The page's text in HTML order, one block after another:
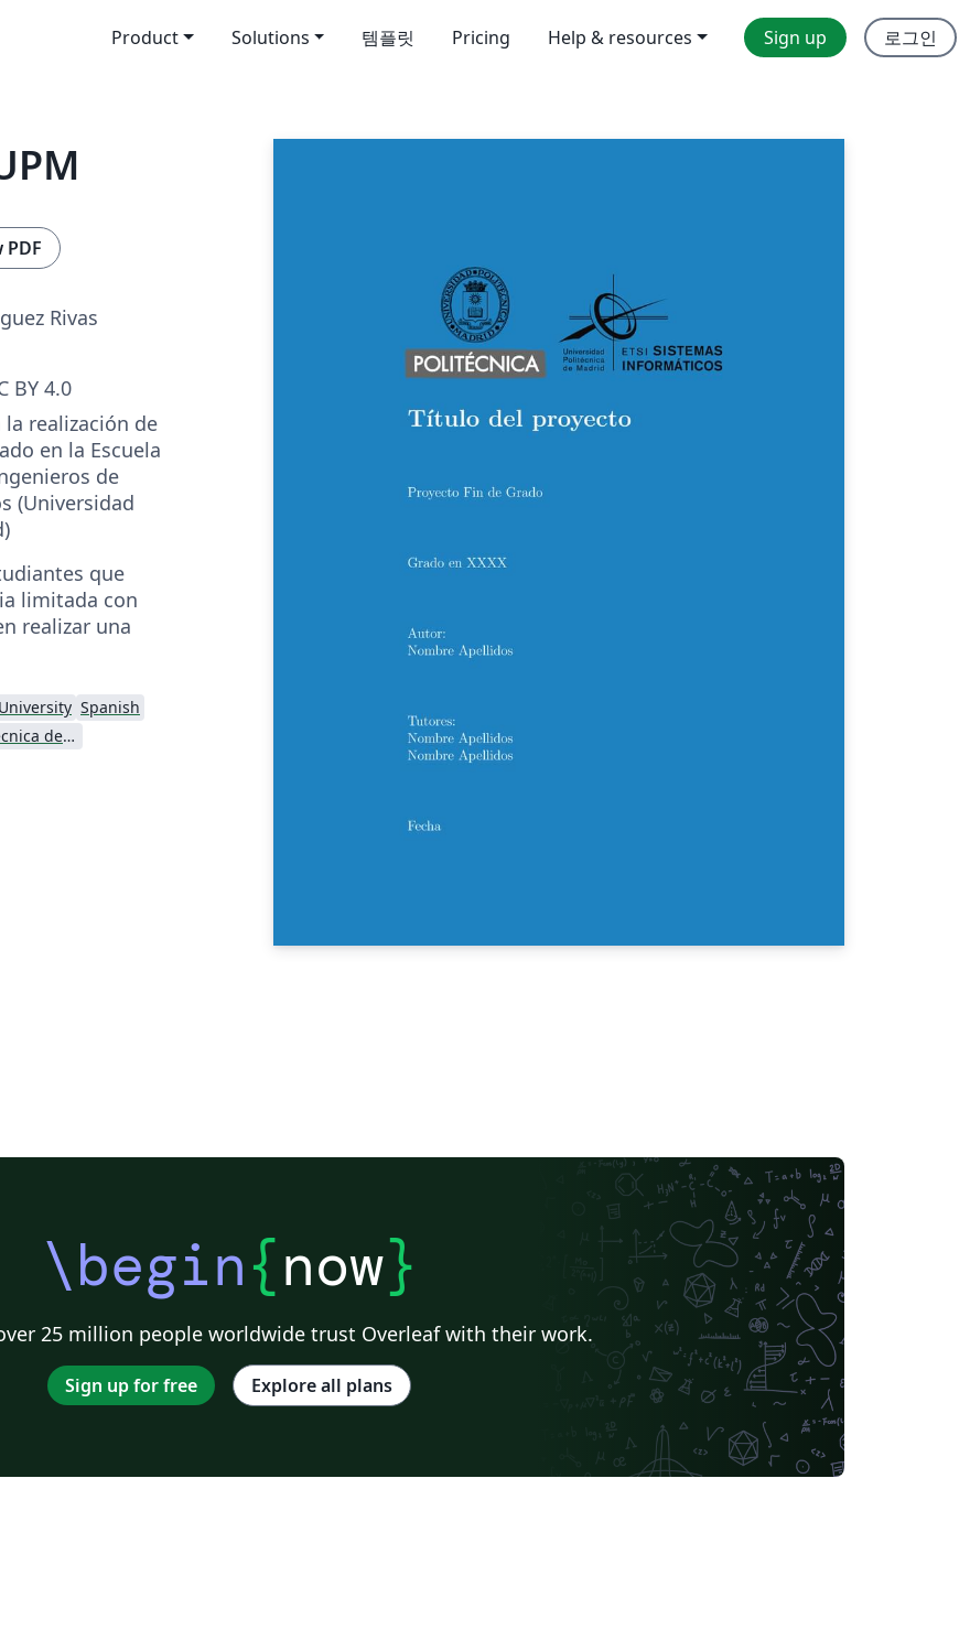
Product Solutions 템플릿 Pricing Help & resources Sign up 로그인
PDF
Rivas
BY 4.0
realización de
en la Escuela
de
(Universidad
que
limitada con
realizar una
University Spanish
Universidad Politécnica de Madrid
\begin{now}
25 million people worldwide trust Overleaf with their work.
Sign up for free Explore all plans